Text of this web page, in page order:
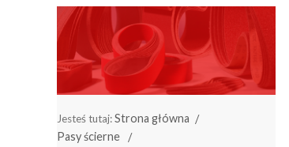
Jesteś tutaj:Strona główna
Pasy ścierne